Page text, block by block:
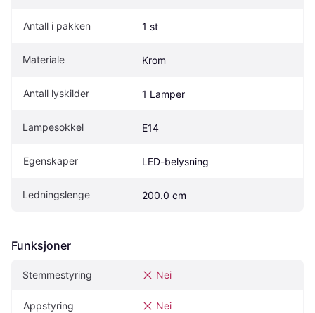
Antall i pakken 1 st
Materiale Krom
Antall lyskilder 1 Lamper
Lampesokkel E14
Egenskaper LED-belysning
Ledningslenge 200.0 cm
Funksjoner
Stemmestyring Nei
Appstyring Nei